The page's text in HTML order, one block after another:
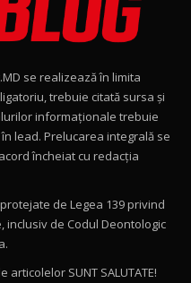
Test Drive AutoBlog.MD
53 HYBRID 4MATIC+ / Test
/ Test Drive AutoBlog.MD
Drive AutoBlog.MD
se realizează în limita
trebuie citată sursa și
informaționale trebuie
lead. Prelucarea integrală se
încheiat cu redacţia
de Legea 139 privind
de Codul Deontologic
SUNT SALUTATE!